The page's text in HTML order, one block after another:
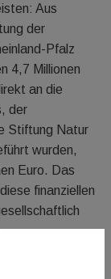
Aus
der
Pfalz
4,7 Millionen
an die
der
Stiftung Natur
wurden,
Euro. Das
finanziellen
75.